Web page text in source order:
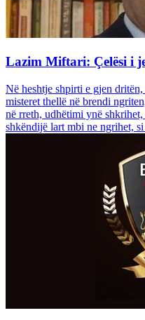
Lazim Miftari: Çelësi i
Në heshtje shpirti e gjen
misteret thellë në brendi
në rreth, udhëtimi ynë
shkëndijë lart mbi ne ngrihet,